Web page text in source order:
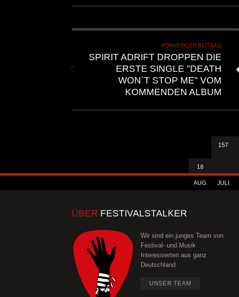
VORHERIGER BEITRAG
SPIRIT ADRIFT DROPPEN DIE
ERSTE SINGLE "DEATH
WON`T STOP ME" VOM
KOMMENDEN ALBUM
18
AUG.
157
JULI
ÜBER FESTIVALSTALKER
Wir sind ein junges Team von
Festival- und Musik
Interessierten aus ganz
Deutschland.
UNSER TEAM